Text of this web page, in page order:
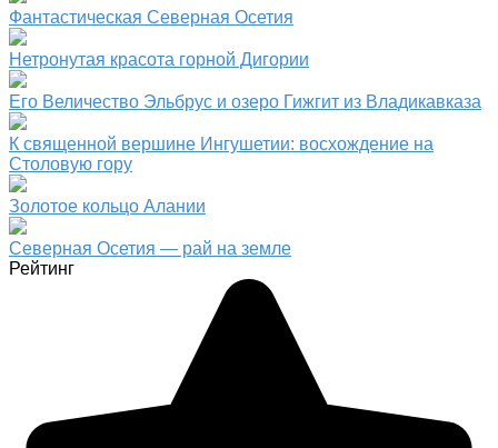
Фантастическая Северная Осетия
Нетронутая красота горной Дигории
Его Величество Эльбрус и озеро Гижгит из Владикавказа
К священной вершине Ингушетии: восхождение на
Столовую гору
Золотое кольцо Алании
Северная Осетия — рай на земле
Рейтинг